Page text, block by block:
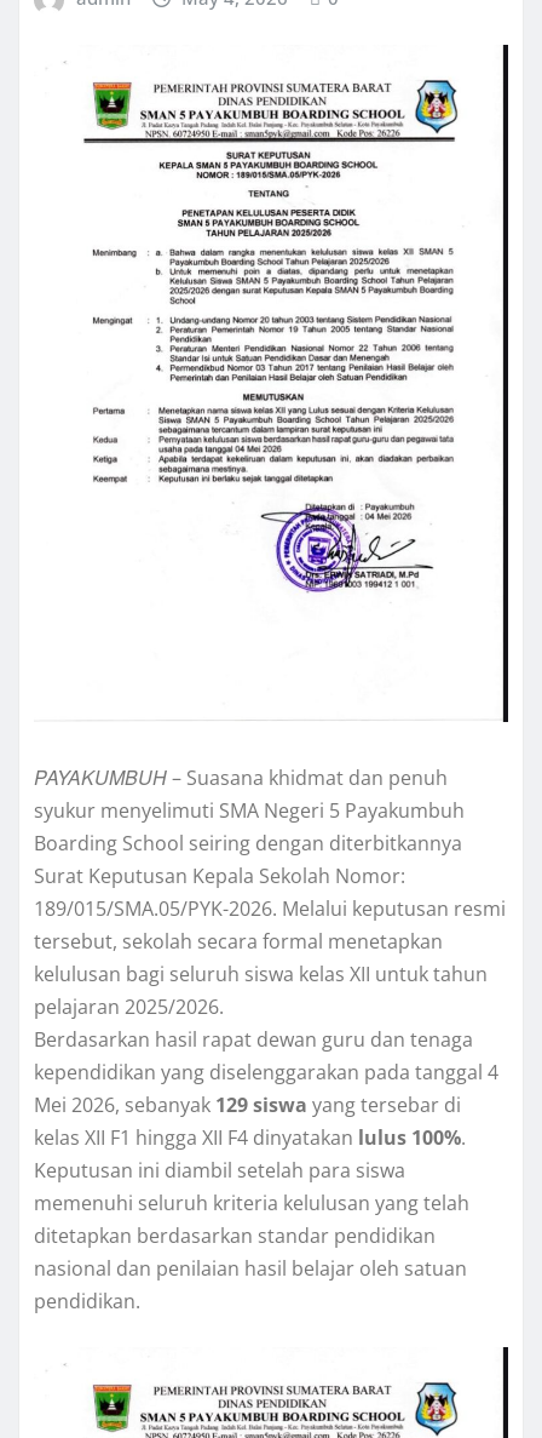
PAYAKUMBUH– Suasana khidmat dan penuh
syukur menyelimuti SMA Negeri 5 Payakumbuh
Boarding School seiring dengan diterbitkannya
Surat Keputusan Kepala Sekolah Nomor:
189/015/SMA.05/PYK-2026. Melalui keputusan resmi
tersebut, sekolah secara formal menetapkan
kelulusan bagi seluruh siswa kelas XII untuk tahun
pelajaran 2025/2026.
Berdasarkan hasil rapat dewan guru dan tenaga
kependidikan yang diselenggarakan pada tanggal 4
Mei 2026, sebanyak 129 siswa yang tersebar di
kelas XII F1 hingga XII F4 dinyatakan lulus 100%.
Keputusan ini diambil setelah para siswa
memenuhi seluruh kriteria kelulusan yang telah
ditetapkan berdasarkan standar pendidikan
nasional dan penilaian hasil belajar oleh satuan
pendidikan.